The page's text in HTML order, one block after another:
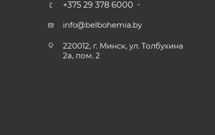
+375 29 378 6000
info@belbohemia.by
220012, г. Минск, ул. Толбухина
2а, пом. 2